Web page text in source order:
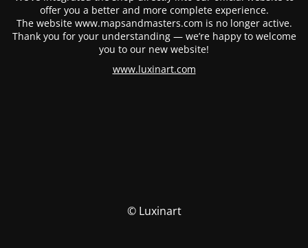
offer you a better and more complete experience.
The website www.mapsandmasters.com is no longer active.
Thank you for your understanding — we’re happy to welcome
you to our new website!
www.luxinart.com
© Luxinart